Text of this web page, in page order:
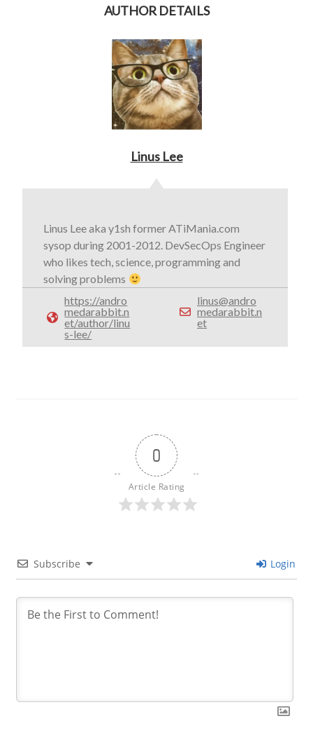
AUTHOR DETAILS
Linus Lee
Linus Lee aka y1sh former ATiMania.com
sysop during 2001-2012. DevSecOps Engineer
who likes tech, science, programming and
solving problems
https://andro
medarabbit.n
et/author/linu
s-lee/
linus@andro
medarabbit.n
et
0
Article Rating
Subscribe Login